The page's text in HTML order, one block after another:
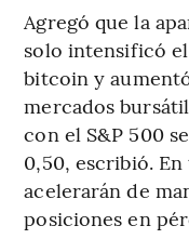
Agregó que la
solo intensificó
bitcoin y
mercados
con el S&P 500
0,50, escribió.
acelerarán de
posiciones en